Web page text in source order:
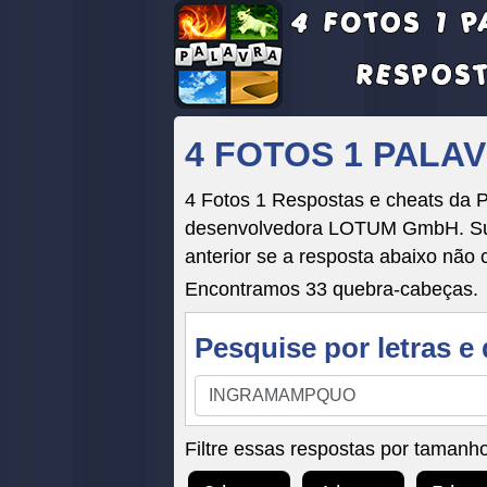
4 FOTOS 1
4 Fotos 1 Respostas e cheats da
desenvolvedora LOTUM GmbH.
anterior se a resposta abaixo não
Encontramos 33 quebra-cabeças.
Pesquise por letras
Pesquise
por
letras
e
Filtre essas respostas por